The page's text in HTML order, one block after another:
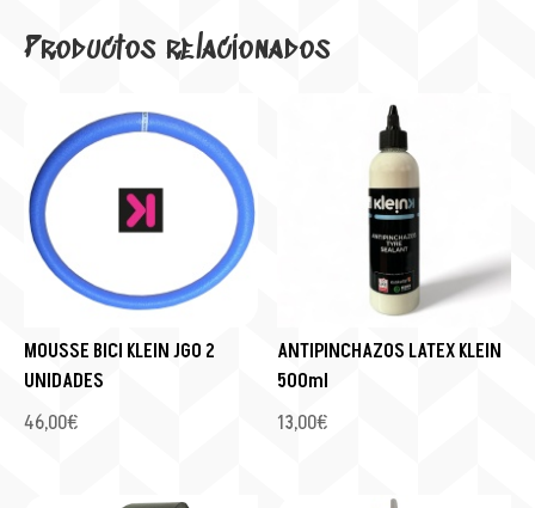
Productos relacionados
MOUSSE BICI KLEIN JGO 2
UNIDADES
46,00€
ANTIPINCHAZOS LATEX KLEIN
500ml
13,00€